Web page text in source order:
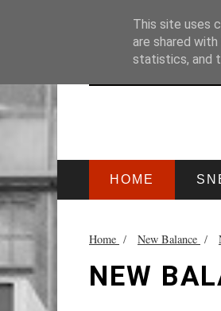
IMPRESSUM
HOME
Home / New Balance /
NEW
This site uses
are shared
statistics, and